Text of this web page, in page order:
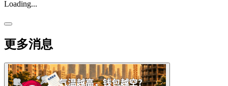
Loading...
更多消息